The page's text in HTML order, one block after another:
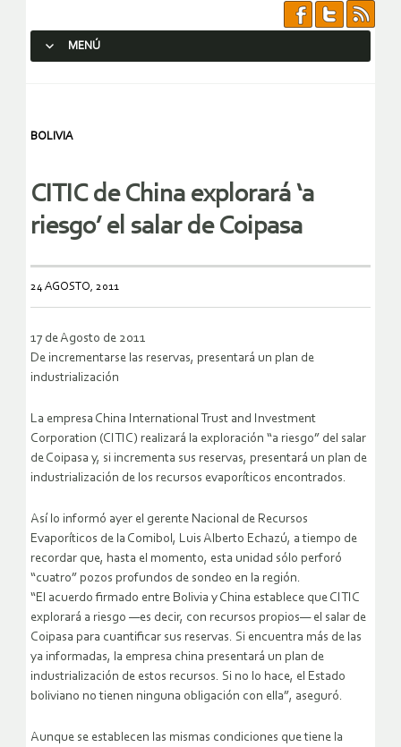
MENÚ
BOLIVIA
CITIC de China explorará ‘a
riesgo’ el salar de Coipasa
24 AGOSTO, 2011
17 de Agosto de 2011
De incrementarse las reservas, presentará un plan de
industrialización
La empresa China International Trust and Investment
Corporation (CITIC) realizará la exploración “a riesgo” del salar
de Coipasa y, si incrementa sus reservas, presentará un plan de
industrialización de los recursos evaporíticos encontrados.
Así lo informó ayer el gerente Nacional de Recursos
Evaporíticos de la Comibol, Luis Alberto Echazú, a tiempo de
recordar que, hasta el momento, esta unidad sólo perforó
“cuatro” pozos profundos de sondeo en la región.
“El acuerdo firmado entre Bolivia y China establece que CITIC
explorará a riesgo —es decir, con recursos propios— el salar de
Coipasa para cuantificar sus reservas. Si encuentra más de las
ya informadas, la empresa china presentará un plan de
industrialización de estos recursos. Si no lo hace, el Estado
boliviano no tienen ninguna obligación con ella”, aseguró.
Aunque se establecen las mismas condiciones que tiene la